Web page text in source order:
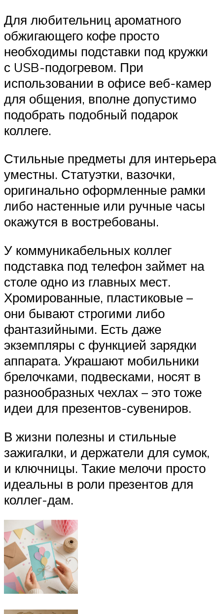
Для любительниц ароматного
обжигающего кофе просто
необходимы подставки под кружки
с USB-подогревом. При
использовании в офисе веб-камер
для общения, вполне допустимо
подобрать подобный подарок
коллеге.
Стильные предметы для интерьера
уместны. Статуэтки, вазочки,
оригинально оформленные рамки
либо настенные или ручные часы
окажутся в востребованы.
У коммуникабельных коллег
подставка под телефон займет на
столе одно из главных мест.
Хромированные, пластиковые –
они бывают строгими либо
фантазийными. Есть даже
экземпляры с функцией зарядки
аппарата. Украшают мобильники
брелочками, подвесками, носят в
разнообразных чехлах – это тоже
идеи для презентов-сувениров.
В жизни полезны и стильные
зажигалки, и держатели для сумок,
и ключницы. Такие мелочи просто
идеальны в роли презентов для
коллег-дам.